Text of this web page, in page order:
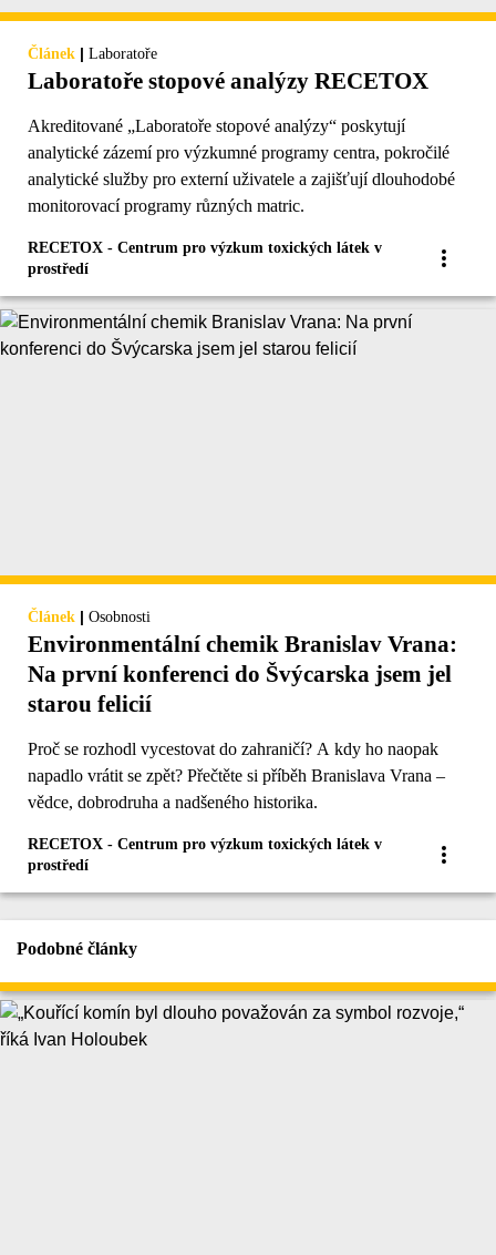
Článek | Laboratoře
Laboratoře stopové analýzy RECETOX
Akreditované „Laboratoře stopové analýzy“ poskytují
analytické zázemí pro výzkumné programy centra, pokročilé
analytické služby pro externí uživatele a zajišťují dlouhodobé
monitorovací programy různých matric.
RECETOX - Centrum pro výzkum toxických látek v
prostředí
Článek | Osobnosti
Environmentální chemik Branislav Vrana:
Na první konferenci do Švýcarska jsem jel
starou felicií
Proč se rozhodl vycestovat do zahraničí? A kdy ho naopak
napadlo vrátit se zpět? Přečtěte si příběh Branislava Vrana –
vědce, dobrodruha a nadšeného historika.
RECETOX - Centrum pro výzkum toxických látek v
prostředí
Podobné články